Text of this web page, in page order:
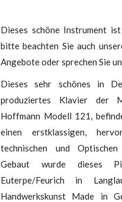
Dieses schöne Instrument
bitte beachten Sie auch
Angebote oder sprechen Sie
Dieses sehr schönes in
produziertes Klavier der
Hoffmann Modell 121,
einen erstklassigen,
technischen und Optischen
Gebaut wurde dieses
Euterpe/Feurich in
Handwerkskunst Made in